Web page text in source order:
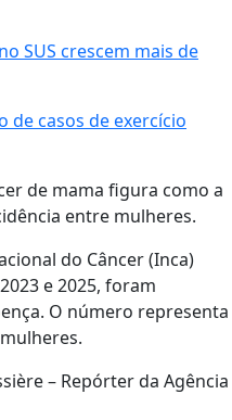
SUS crescem mais de
de casos de exercício
de mama figura como a
entre mulheres.
do Câncer (Inca)
e 2025, foram
O número representa
– Repórter da Agência